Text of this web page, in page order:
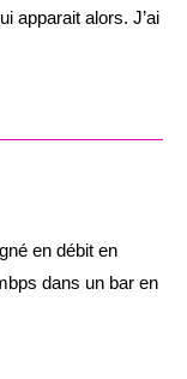
apparait alors. J’ai
en débit en
dans un bar en